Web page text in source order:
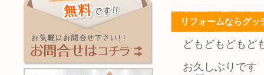
リフォームならグ
どもどもども
お久しぶりです